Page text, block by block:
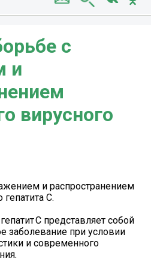
с
и
вирусного
и распространением
гепатита С.
С представляет собой
заболевание при условии
и современного